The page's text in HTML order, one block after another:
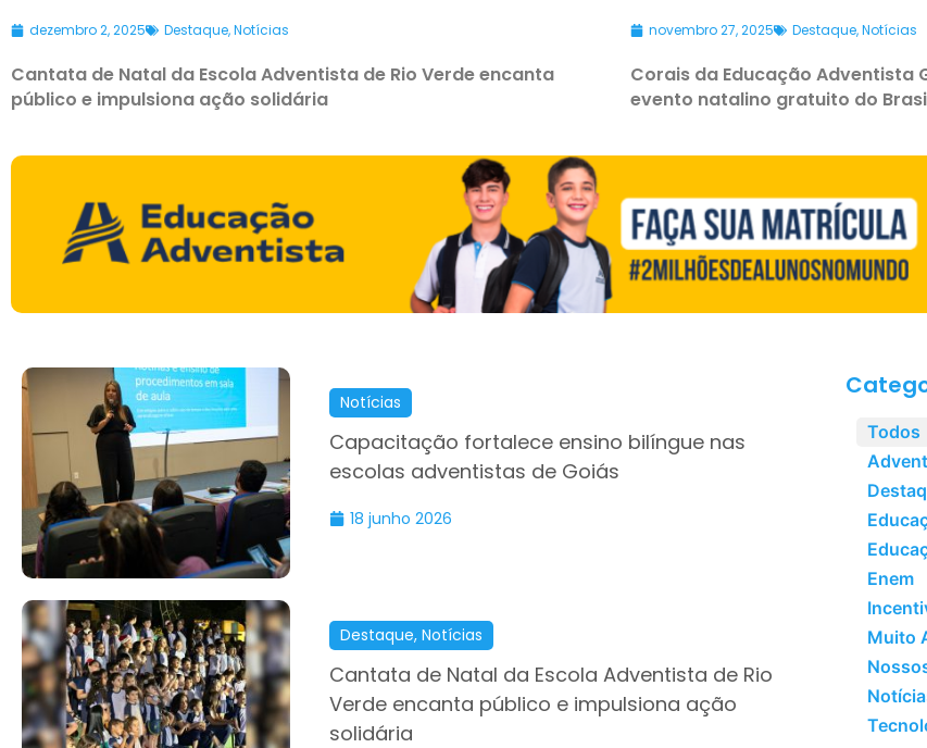
dezembro 2, 2025 Destaque,Notícias
Cantata de Natal da Escola Adventista de Rio Verde encanta
público e impulsiona ação solidária
novembro 27, 2025 Destaque,Notícias
Corais da Educação Adventista
evento natalino gratuito do
Notícias
Capacitação fortalece ensino bilíngue nas
escolas adventistas de Goiás
18 junho 2026
Destaque, Notícias
Cantata de Natal da Escola Adventista de Rio
Verde encanta público e impulsiona ação
solidária
Enem
Muito
Todos